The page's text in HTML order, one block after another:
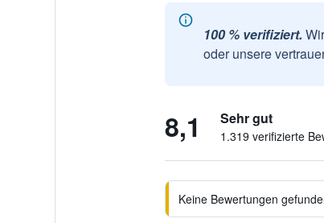
100 % verifiziert.
oder unsere
8,1 Sehr gut
1.319 verifizierte
Keine Bewertungen